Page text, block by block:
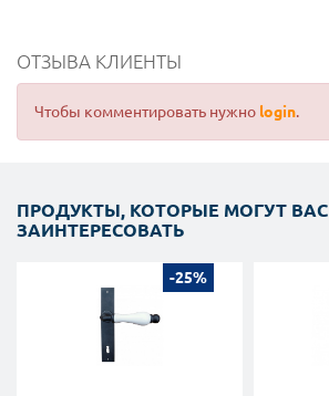
ОТЗЫВА КЛИЕНТЫ
Чтобы комментировать нужно login.
ПРОДУКТЫ, КОТОРЫЕ МОГУТ ВАС
ЗАИНТЕРЕСОВАТЬ
-25%